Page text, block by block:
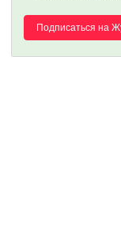
Подписаться на